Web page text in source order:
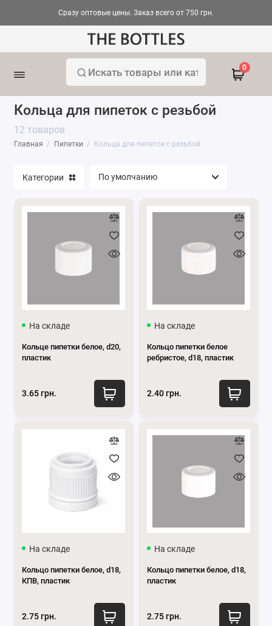
Сразу оптовые цены. Заказ всего от 750 грн.
0
Кольца для пипеток с резьбой
12 товаров
Главная Пипетки Кольца для пипеток с резьбой
Капилляры для пипеток стеклянные
Пипетки 5 мл
Пипетки 10 мл
Категории
На складе
Кольце пипетки белое, d20,
пластик
3.65 грн.
На складе
Кольцо пипетки белое
ребристое, d18, пластик
2.40 грн.
На складе
Кольцо пипетки белое, d18,
КПВ, пластик
2.75 грн.
На складе
Кольцо пипетки белое, d18,
пластик
2.75 грн.